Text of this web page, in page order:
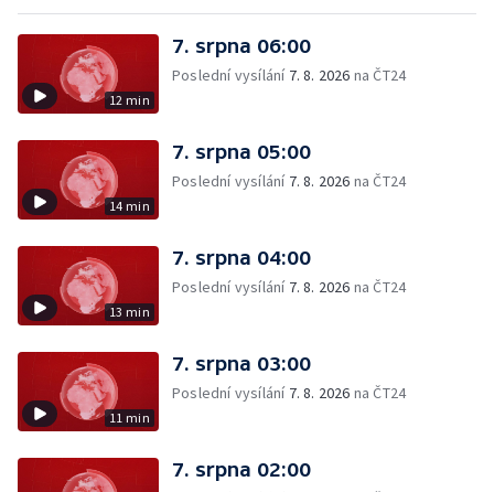
12 min
7. srpna 06:00
Poslední vysílání 7. 8. 2026 na ČT24
14 min
7. srpna 05:00
Poslední vysílání 7. 8. 2026 na ČT24
13 min
7. srpna 04:00
Poslední vysílání 7. 8. 2026 na ČT24
11 min
7. srpna 03:00
Poslední vysílání 7. 8. 2026 na ČT24
7. srpna 02:00